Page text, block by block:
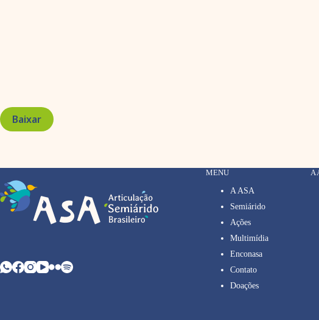
Baixar
MENU
A ASA
Semiárido
Ações
Multimídia
Enconasa
Contato
Doações
A